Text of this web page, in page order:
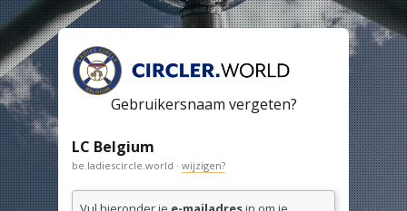
Gebruikersnaam vergeten?
LC Belgium
be.ladiescircle.world · wijzigen?